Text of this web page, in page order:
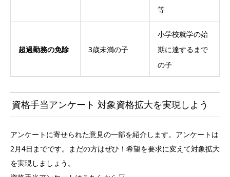
等
超過勤務の免除 3歳未満の子
小学校就学の始
期に達するまで
の子
資格手当アンケート 対象資格拡大を実現しよう
アンケートに寄せられた意見の一部を紹介します。アンケートは
2月4日までです。まだの方はぜひ！希望を要求に変えて対象拡大
を実現しましょう。